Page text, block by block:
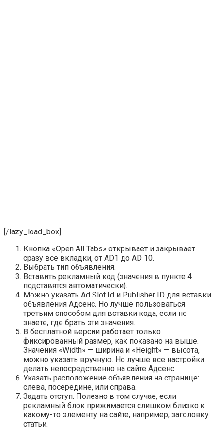
[/lazy_load_box]
Кнопка «Open All Tabs» открывает и закрывает
сразу все вкладки, от AD1 до AD 10.
Выбрать тип объявления.
Вставить рекламный код (значения в пункте 4
подставятся автоматически).
Можно указать Ad Slot Id и Publisher ID для вставки
объявления Адсенс. Но лучше пользоваться
третьим способом для вставки кода, если не
знаете, где брать эти значения.
В бесплатной версии работает только
фиксированный размер, как показано на выше.
Значения «Width» — ширина и «Height» — высота,
можно указать вручную. Но лучше все настройки
делать непосредственно на сайте Адсенс.
Указать расположение объявления на странице:
слева, посередине, или справа.
Задать отступ. Полезно в том случае, если
рекламный блок прижимается слишком близко к
какому-то элементу на сайте, например, заголовку
статьи.